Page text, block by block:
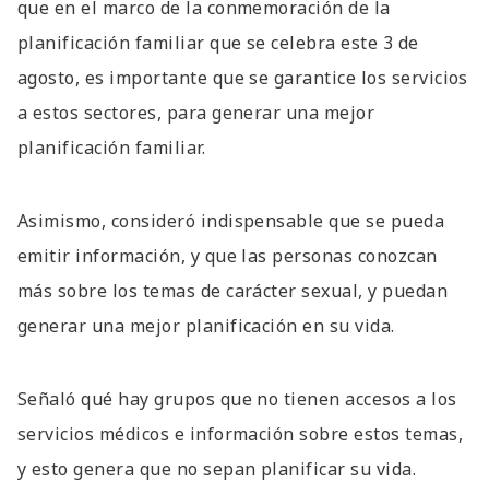
que en el marco de la conmemoración de la
planificación familiar que se celebra este 3 de
agosto, es importante que se garantice los servicios
a estos sectores, para generar una mejor
planificación familiar.
Asimismo, consideró indispensable que se pueda
emitir información, y que las personas conozcan
más sobre los temas de carácter sexual, y puedan
generar una mejor planificación en su vida.
Señaló qué hay grupos que no tienen accesos a los
servicios médicos e información sobre estos temas,
y esto genera que no sepan planificar su vida.